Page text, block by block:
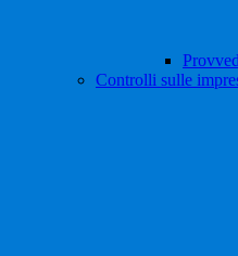
Controlli sulle